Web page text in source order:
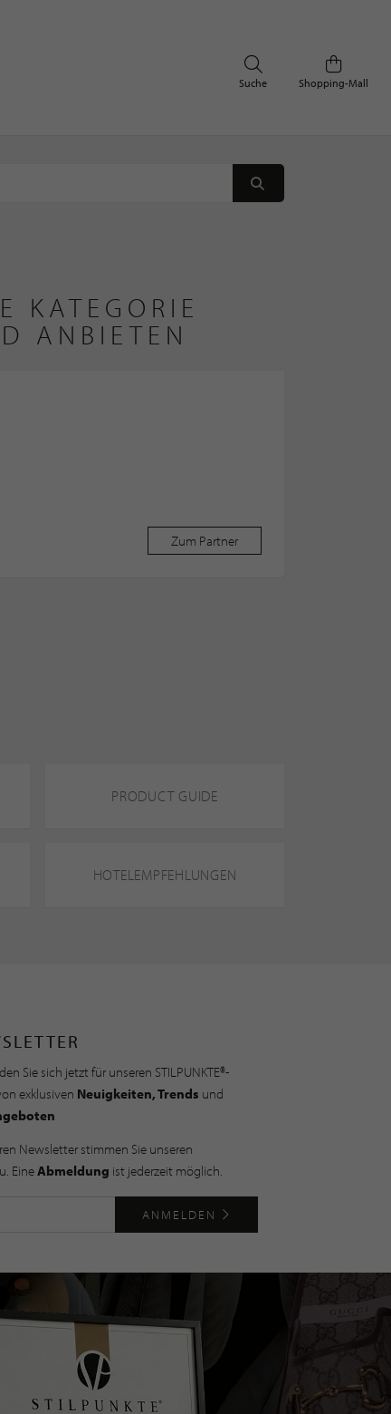
Shopping-Mall
Suche
KATEGORIE
ANBIETEN
Zum Partner
PRODUCT GUIDE
HOTELEMPFEHLUNGEN
Sie sich jetzt für unseren STILPUNKTE®-
exklusiven Neuigkeiten, Trends und
Newsletter stimmen Sie unseren
EineAbmeldung ist jederzeit möglich.
ANMELDEN